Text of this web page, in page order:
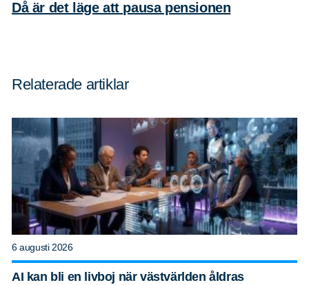
Då är det läge att pausa pensionen
Relaterade artiklar
6 augusti 2026
AI kan bli en livboj när västvärlden åldras